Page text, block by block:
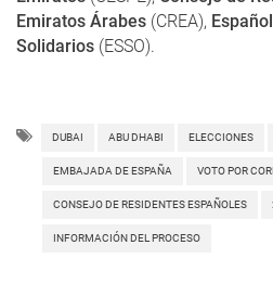
Emiratos Árabes (CREA),
Solidarios (ESSO).
DUBAI ABU DHABI ELECCIONES
EMBAJADA DE ESPAÑA VOTO POR
CONSEJO DE RESIDENTES ESPAÑOLES
INFORMACIÓN DEL PROCESO